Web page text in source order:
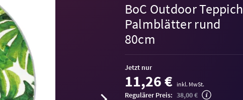
BoC Outdoor Teppich
Palmblätter rund
80cm
Jetzt nur
11,26 € inkl. MwSt.
Regulärer Preis: 38,00 €